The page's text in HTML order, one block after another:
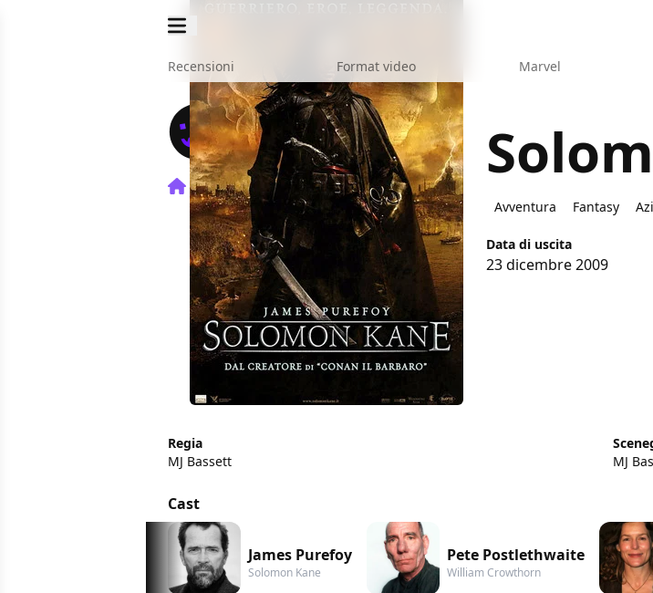
Recensioni Format video Marvel
Home Film Solomon Kane
Avventura Fantasy
Data di uscita
23 dicembre 2009
Regia
MJ Bassett
MJ
Cast
James Purefoy
Solomon Kane
Pete Postlethwaite
William Crowthorn